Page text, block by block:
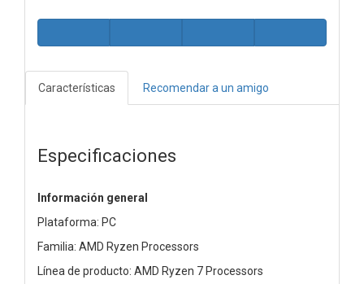
Características Recomendar a un amigo
Especificaciones
Información general
Plataforma: PC
Familia: AMD Ryzen Processors
Línea de producto: AMD Ryzen 7 Processors